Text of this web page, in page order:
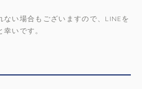
ない場合もございますので、LINEを
いです。